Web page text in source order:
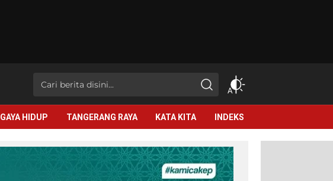
GAYA HIDUP TANGERANG RAYA KATA KITA INDEKS